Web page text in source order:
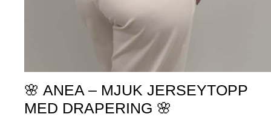
🌸 ANEA – MJUK JERSEYTOPP
MED DRAPERING 🌸